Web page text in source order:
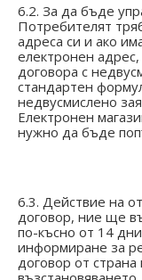
6.2. За да бъде
Потребителят
адреса си и ако
електронен
договора с
стандартен
недвусмислено
Електронен
нужно да бъде
6.3. Действие на
договор, ние ще
по-късно от 14
информиране за
договор от